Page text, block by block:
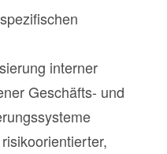
interner
Geschäfts- und